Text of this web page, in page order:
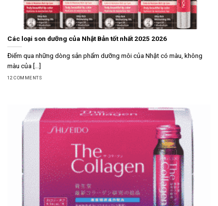
Các loại son dưỡng của Nhật Bản tốt nhất 2025 2026
Điểm qua những dòng sản phẩm dưỡng môi của Nhật có màu, không
màu của [...]
12 COMMENTS